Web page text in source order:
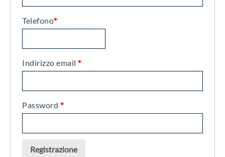
Telefono*
Indirizzo email *
Password *
Registrazione